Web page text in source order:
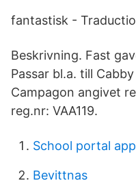
fantastisk -
Beskrivning. Fast
Passar bl.a. till
Campagon angivet
reg.nr: VAA119.
School portal app
Bevittnas